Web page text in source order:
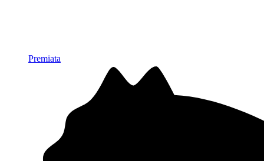
Premiata